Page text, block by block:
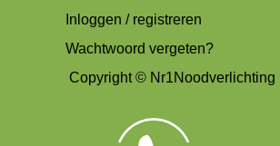
Inloggen / registreren
Wachtwoord vergeten?
Copyright © Nr1Noodverlichting